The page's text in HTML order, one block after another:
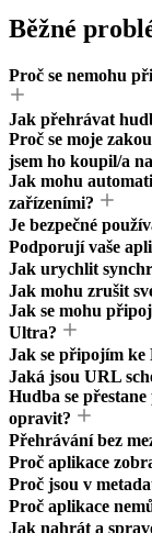
Běžné
Proč se nemohu
Jak přehrávat
Proč se moje
jsem ho koupil/a
Jak mohu
zařízeními?
Je bezpečné
Podporují vaše
Jak urychlit
Jak mohu zrušit
Jak se mohu
Ultra?
Jak se připojím ke
Jaká jsou URL
Hudba se
opravit?
Přehrávání bez
Proč aplikace
Proč jsou v
Proč aplikace
Jak nahrát a